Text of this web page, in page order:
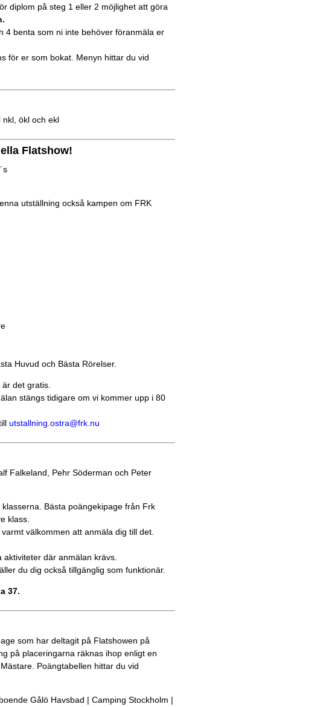
diplom på steg 1 eller 2 möjlighet att göra
4 benta som ni inte behöver föranmäla er
för er som bokat. Menyn hittar du vid
ökl och ekl
Flatshow!
utställning också kampen om FRK
Huvud och Bästa Rörelser.
det gratis.
stängs tidigare om vi kommer upp i 80
utstallning.ostra@frk.nu
Falkeland, Pehr Söderman och Peter
Bästa poängekipage från Frk
klass.
välkommen att anmäla dig till det.
aktiviteter där anmälan krävs.
du dig också tillgänglig som funktionär.
37.
som har deltagit på Flatshowen på
på placeringarna räknas ihop enligt en
Poängtabellen hittar du vid
Gålö Havsbad | Camping Stockholm |